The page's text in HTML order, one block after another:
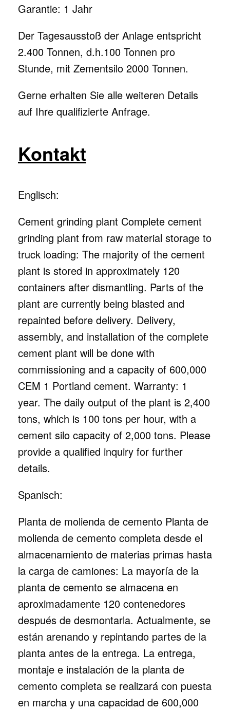
Garantie: 1 Jahr
Der Tagesausstoß der Anlage entspricht
2.400 Tonnen, d.h.100 Tonnen pro
Stunde, mit Zementsilo 2000 Tonnen.
Gerne erhalten Sie alle weiteren Details
auf Ihre qualifizierte Anfrage.
Kontakt
Englisch:
Cement grinding plant Complete cement
grinding plant from raw material storage to
truck loading: The majority of the cement
plant is stored in approximately 120
containers after dismantling. Parts of the
plant are currently being blasted and
repainted before delivery. Delivery,
assembly, and installation of the complete
cement plant will be done with
commissioning and a capacity of 600,000
CEM 1 Portland cement. Warranty: 1
year. The daily output of the plant is 2,400
tons, which is 100 tons per hour, with a
cement silo capacity of 2,000 tons. Please
provide a qualified inquiry for further
details.
Spanisch:
Planta de molienda de cemento Planta de
molienda de cemento completa desde el
almacenamiento de materias primas hasta
la carga de camiones: La mayoría de la
planta de cemento se almacena en
aproximadamente 120 contenedores
después de desmontarla. Actualmente, se
están arenando y repintando partes de la
planta antes de la entrega. La entrega,
montaje e instalación de la planta de
cemento completa se realizará con puesta
en marcha y una capacidad de 600,000